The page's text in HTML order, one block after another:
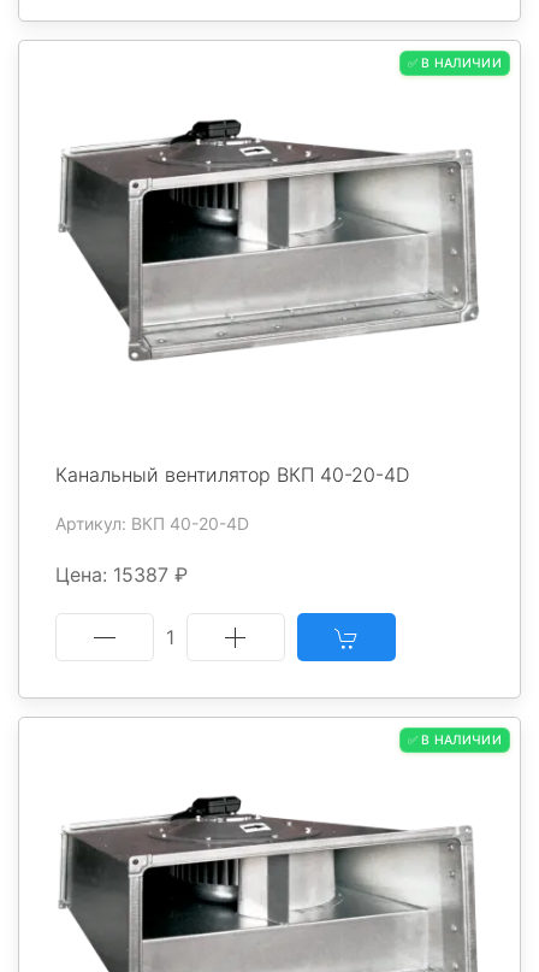
✅ В НАЛИЧИИ
Канальный вентилятор ВКП 40-20-4D
Артикул: ВКП 40-20-4D
Цена: 15387 ₽
1
✅ В НАЛИЧИИ